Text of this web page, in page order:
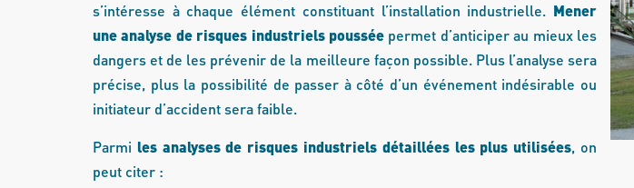
s’intéresse à chaque élément constituant l’installation industrielle. Mener
une analyse de risques industriels poussée permet d’anticiper au mieux les
dangers et de les prévenir de la meilleure façon possible. Plus l’analyse sera
précise, plus la possibilité de passer à côté d’un événement indésirable ou
initiateur d’accident sera faible.
Parmi les analyses de risques industriels détaillées les plus utilisées, on
peut citer :